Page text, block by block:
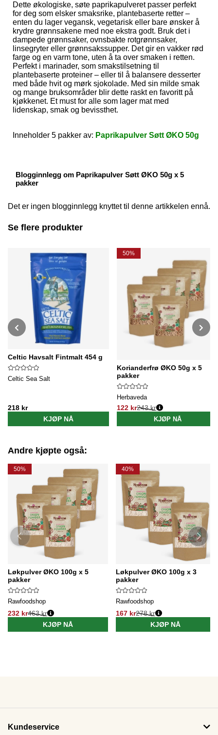
Dette økologiske, søte paprikapulveret passer perfekt
for deg som elsker smaksrike, plantebaserte retter –
enten du lager vegansk, vegetarisk eller bare ønsker å
krydre grønnsakene med noe ekstra godt. Bruk det i
dampede grønnsaker, ovnsbakte rotgrønnsaker,
linsegryter eller grønnsakssupper. Det gir en vakker rød
farge og en varm tone, uten å ta over smaken i retten.
Perfekt i marinader, som smakstilsetning til
plantebaserte proteiner – eller til å balansere desserter
med både hvit og mørk sjokolade. Med sin milde smak
og mange bruksområder blir dette raskt en favoritt på
kjøkkenet. Et must for alle som lager mat med
lidenskap, smak og bevissthet.
Inneholder 5 pakker av: Paprikapulver Søtt ØKO 50g
Blogginnlegg om Paprikapulver Søtt ØKO 50g x 5
pakker
Det er ingen blogginnlegg knyttet til denne artikkelen ennå.
Se flere produkter
Celtic Havsalt Fintmalt 454 g
Celtic Sea Salt
218 kr
KJØP NÅ
50%
Korianderfrø ØKO 50g x 5
pakker
Herbaveda
122 kr
Vanlig pris:
243 kr
KJØP NÅ
Andre kjøpte også:
50%
Løkpulver ØKO 100g x 5
pakker
Rawfoodshop
232 kr463 kr
KJØP NÅ
40%
Løkpulver ØKO 100g x 3
pakker
Rawfoodshop
167 kr278 kr
KJØP NÅ
Kundeservice